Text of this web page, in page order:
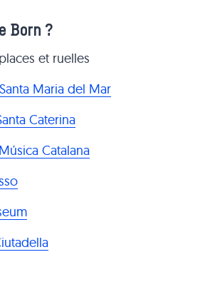
Born ?
et ruelles
Maria del Mar
Caterina
Catalana